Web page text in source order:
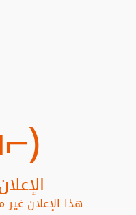
هذا الإعلان